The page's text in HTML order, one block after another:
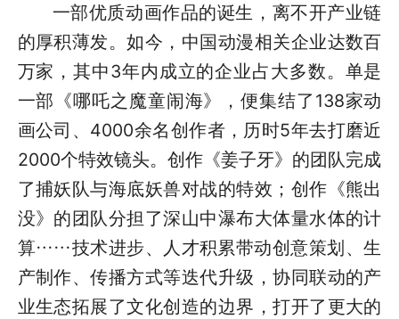
一部优质动画作品的诞生，离不开产业链
的厚积薄发。如今，中国动漫相关企业达数百
万家，其中3年内成立的企业占大多数。单是
一部《哪吒之魔童闹海》，便集结了138家动
画公司、4000余名创作者，历时5年去打磨近
2000个特效镜头。创作《姜子牙》的团队完成
了捕妖队与海底妖兽对战的特效；创作《熊出
没》的团队分担了深山中瀑布大体量水体的计
算……技术进步、人才积累带动创意策划、生
产制作、传播方式等迭代升级，协同联动的产
业生态拓展了文化创造的边界，打开了更大的